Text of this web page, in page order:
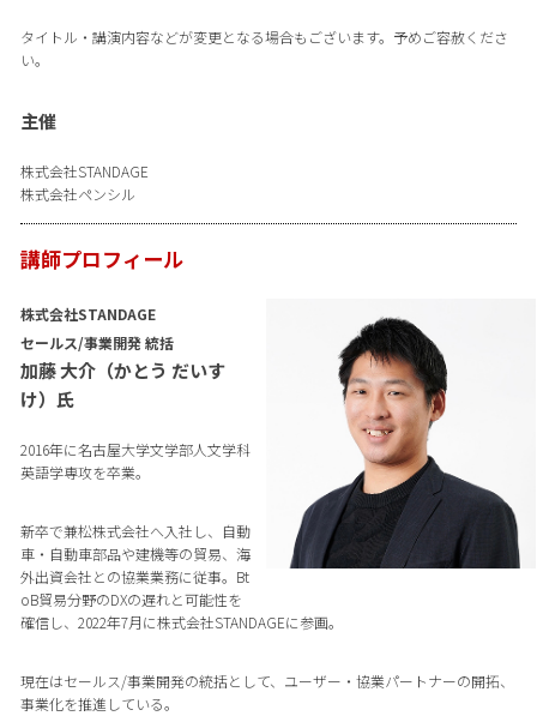
タイトル・講演内容などが変更となる場合もございます。予めご容赦くださ
い。
主催
株式会社STANDAGE
株式会社ペンシル
講師プロフィール
株式会社STANDAGE
セールス/事業開発 統括
加藤 大介（かとう だいす
け）氏
2016年に名古屋大学文学部人文学科
英語学専攻を卒業。
新卒で兼松株式会社へ入社し、自動
車・自動車部品や建機等の貿易、海
外出資会社との協業業務に従事。Bt
oB貿易分野のDXの遅れと可能性を
確信し、2022年7月に株式会社STANDAGEに参画。
現在はセールス/事業開発の統括として、ユーザー・協業パートナーの開拓、
事業化を推進している。